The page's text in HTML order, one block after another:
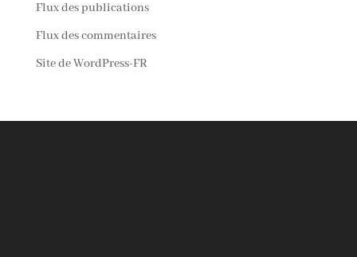
Flux des publications
Flux des commentaires
Site de WordPress-FR